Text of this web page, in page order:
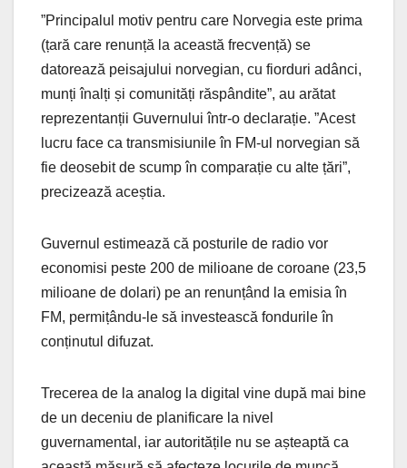
”Principalul motiv pentru care Norvegia este prima
(țară care renunță la această frecvență) se
datorează peisajului norvegian, cu fiorduri adânci,
munți înalți și comunități răspândite”, au arătat
reprezentanții Guvernului într-o declarație. ”Acest
lucru face ca transmisiunile în FM-ul norvegian să
fie deosebit de scump în comparație cu alte țări”,
precizează aceștia.
Guvernul estimează că posturile de radio vor
economisi peste 200 de milioane de coroane (23,5
milioane de dolari) pe an renunțând la emisia în
FM, permițându-le să investească fondurile în
conținutul difuzat.
Trecerea de la analog la digital vine după mai bine
de un deceniu de planificare la nivel
guvernamental, iar autoritățile nu se așteaptă ca